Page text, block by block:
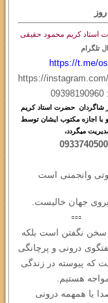
استاد کریم محمود حقیقی
تلگرام
https://t.me/
https://
شاگردان حضرت استاد کریم
اجازه مکتوب ایشان توسط
میگردد،
وانجمنی است
جهان خالیست.
سخن نگفتن است بلکه
درونی و ‌پرچانگی
که پیوسته در زندگی
هستیم.
یا همهمه‌ درونی